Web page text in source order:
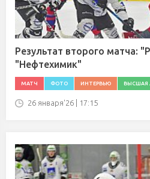
Результат второго матча:
"Нефтехимик"
МАТЧ ФОТО ИНТЕРВЬЮ ВЫСШАЯ
26 января'26 | 17:15